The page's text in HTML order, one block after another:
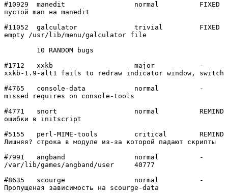
#10929	manedit         	normal  	FIXED
пустой man на manedit
#11052	galculator      	trivial 	FIXED
empty /usr/lib/menu/galculator file
#1712	xxkb            	major   	-
xxkb-1.9-alt1 fails to redraw indicator window,
#4765	console-data    	normal  	-
missed requires on console-tools
#4771	snort           	normal  	REMIND
ошибки в initscript
#5155	perl-MIME-tools 	critical	REMIND
Лишняя? строка в модуле из-за которой падают скрипты
#7991	angband         	normal  	-
/var/lib/games/angband/user     40777
#8635	scourge         	normal  	-
Пропущеная зависимость на scourge-data